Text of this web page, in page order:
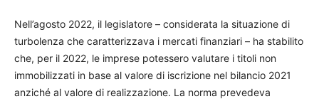
Nell’agosto 2022, il legislatore – considerata la situazione di
turbolenza che caratterizzava i mercati finanziari – ha stabilito
che, per il 2022, le imprese potessero valutare i titoli non
immobilizzati in base al valore di iscrizione nel bilancio 2021
anziché al valore di realizzazione. La norma prevedeva